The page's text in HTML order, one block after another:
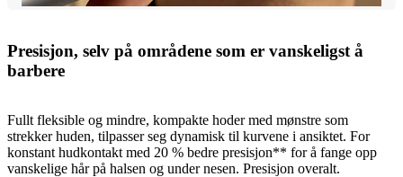
Presisjon, selv på områdene som er vanskeligst å
barbere
Fullt fleksible og mindre, kompakte hoder med mønstre som
strekker huden, tilpasser seg dynamisk til kurvene i ansiktet. For
konstant hudkontakt med 20 % bedre presisjon** for å fange opp
vanskelige hår på halsen og under nesen. Presisjon overalt.